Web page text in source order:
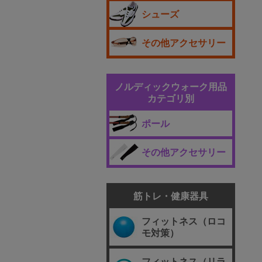
シューズ
その他アクセサリー
ノルディックウォーク用品
カテゴリ別
ポール
その他アクセサリー
筋トレ・健康器具
フィットネス（ロコ
モ対策）